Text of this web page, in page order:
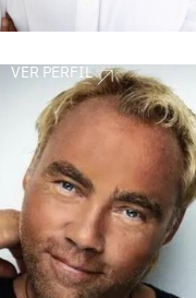
VER PERFIL